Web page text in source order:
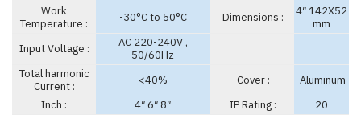
Work
Temperature :
-30°C to 50°C Dimensions :
4″ 142X52
mm
Input Voltage :
AC 220-240V ,
50/60Hz
Total harmonic
Current :
<40% Cover :
Aluminum
Inch :
4″ 6″ 8″ IP Rating : 20